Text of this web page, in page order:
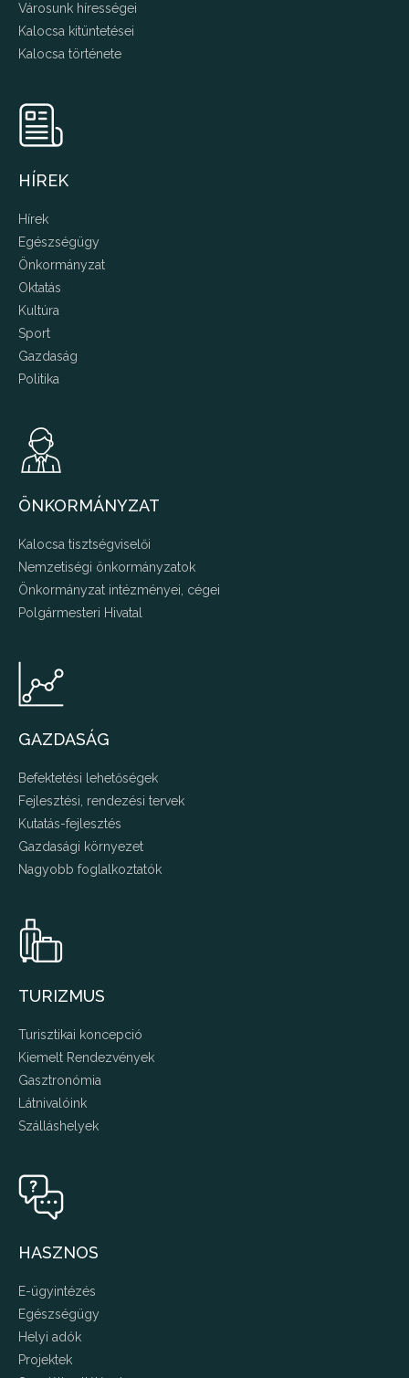
Városunk hírességei
Kalocsa kitüntetései
Kalocsa története
HÍREK
Hírek
Egészségügy
Önkormányzat
Oktatás
Kultúra
Sport
Gazdaság
Politika
ÖNKORMÁNYZAT
Kalocsa tisztségviselői
Nemzetiségi önkormányzatok
Önkormányzat intézményei, cégei
Polgármesteri Hivatal
GAZDASÁG
Befektetési lehetőségek
Fejlesztési, rendezési tervek
Kutatás-fejlesztés
Gazdasági környezet
Nagyobb foglalkoztatók
TURIZMUS
Turisztikai koncepció
Kiemelt Rendezvények
Gasztronómia
Látnivalóink
Szálláshelyek
HASZNOS
E-ügyintézés
Egészségügy
Helyi adók
Projektek